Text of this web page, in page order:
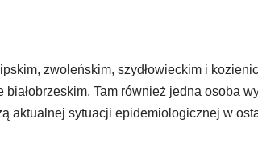
zwoleńskim, szydłowieckim i
Tam również jedna osoba
aktualnej sytuacji epidemiologicznej w